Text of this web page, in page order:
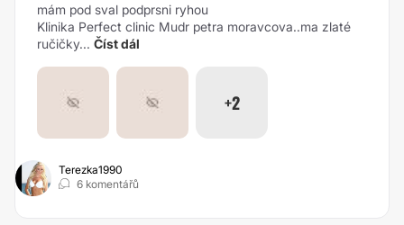
mám pod sval podprsni ryhou
Klinika Perfect clinic Mudr petra moravcova..ma zlaté
ručičky... Číst dál
+2
Terezka1990
6 komentářů